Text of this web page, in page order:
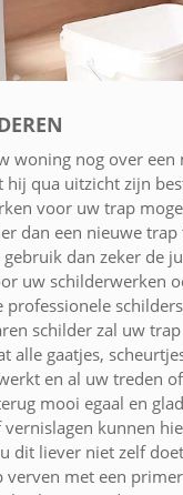
woning nog over
qua uitzicht zijn
voor uw trap
dan een nieuwe
dan zeker de
uw schilderwerken
professionele
schilder zal uw
alle gaatjes,
en al uw treden
mooi egaal en
kunnen
dit liever niet zelf
verven met een